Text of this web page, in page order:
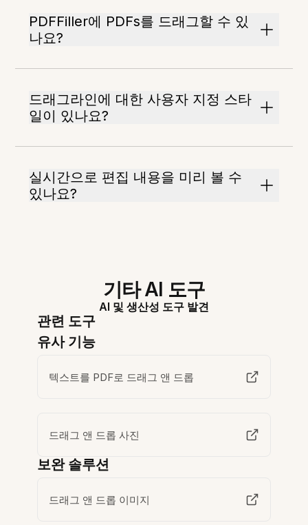
PDFFiller에 PDFs를 드래그할 수 있
나요?
드래그라인에 대한 사용자 지정 스타
일이 있나요?
실시간으로 편집 내용을 미리 볼 수
있나요?
기타 AI 도구
AI 및 생산성 도구 발견
관련 도구
유사 기능
텍스트를 PDF로 드래그 앤 드롭
드래그 앤 드롭 사진
보완 솔루션
드래그 앤 드롭 이미지